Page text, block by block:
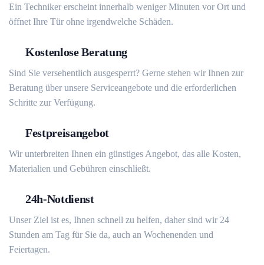
Ein Techniker erscheint innerhalb weniger Minuten vor Ort und
öffnet Ihre Tür ohne irgendwelche Schäden.
Kostenlose Beratung
Sind Sie versehentlich ausgesperrt? Gerne stehen wir Ihnen zur
Beratung über unsere Serviceangebote und die erforderlichen
Schritte zur Verfügung.
Festpreisangebot
Wir unterbreiten Ihnen ein günstiges Angebot, das alle Kosten,
Materialien und Gebühren einschließt.
24h-Notdienst
Unser Ziel ist es, Ihnen schnell zu helfen, daher sind wir 24
Stunden am Tag für Sie da, auch an Wochenenden und
Feiertagen.